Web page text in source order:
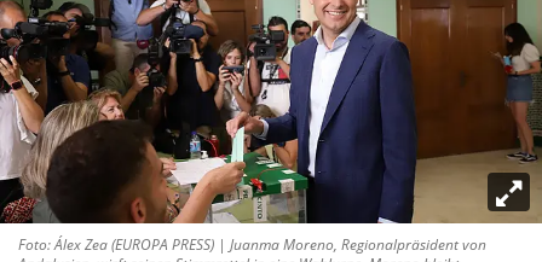
Foto: Álex Zea (EUROPA PRESS) | Juanma Moreno, Regionalpräsident von